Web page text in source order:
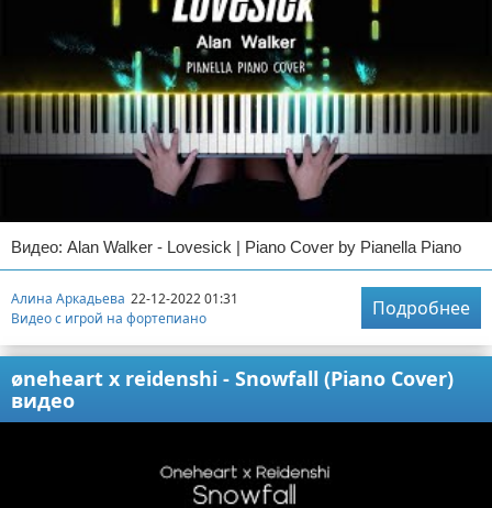
Видео: Alan Walker - Lovesick | Piano Cover by Pianella Piano
Алина Аркадьева 22-12-2022 01:31
Видео с игрой на фортепиано
Подробнее
øneheart x reidenshi - Snowfall (Piano Cover)
видео